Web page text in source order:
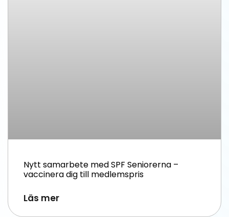
Nytt samarbete med SPF Seniorerna –
vaccinera dig till medlemspris
Läs mer